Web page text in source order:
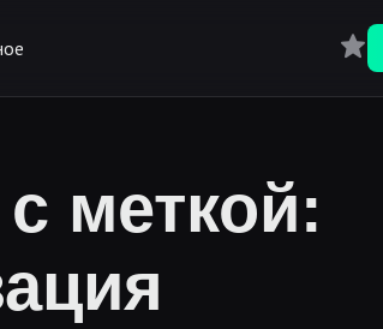
меткой: